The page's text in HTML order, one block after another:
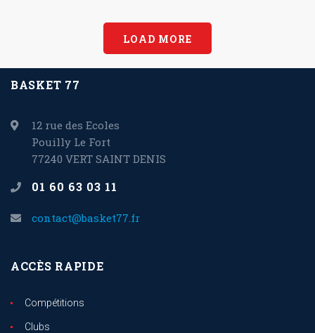
LOAD MORE
BASKET 77
12 rue des Ecoles
Pouilly Le Fort
77240 VERT SAINT DENIS
01 60 63 03 11
contact@basket77.fr
ACCÈS RAPIDE
Compétitions
Clubs